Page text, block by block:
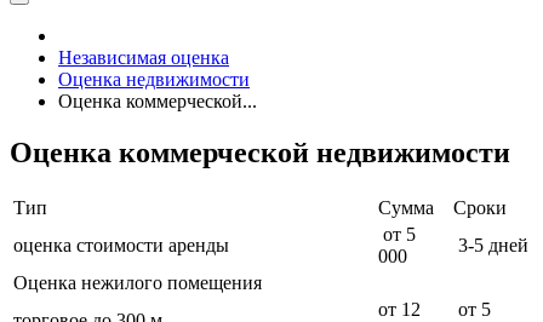
Независимая оценка
Оценка недвижимости
Оценка коммерческой...
Оценка коммерческой недвижимости
Тип Сумма
Сроки
оценка стоимости аренды
от 5
000
3-5 дней
Оценка нежилого помещения
от 12
от 5